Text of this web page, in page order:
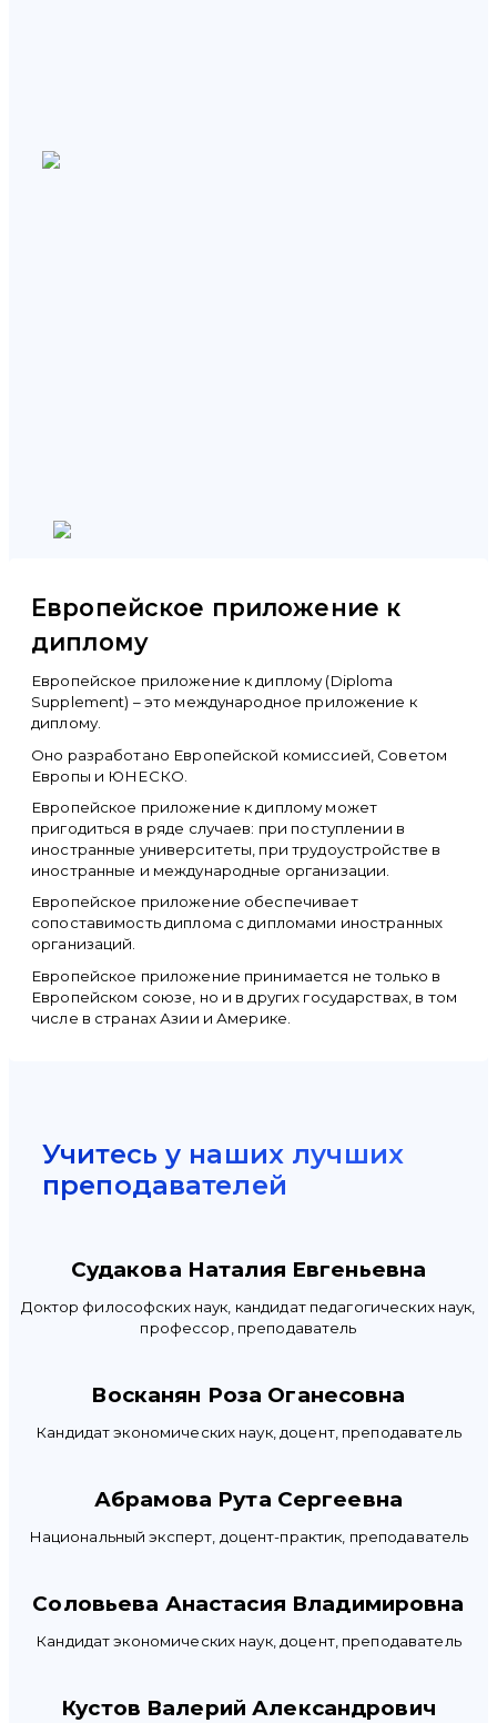
Европейское приложение к
диплому
Европейское приложение к диплому (Diploma
Supplement) – это международное приложение к
диплому.
Оно разработано Европейской комиссией, Советом
Европы и ЮНЕСКО.
Европейское приложение к диплому может
пригодиться в ряде случаев: при поступлении в
иностранные университеты, при трудоустройстве в
иностранные и международные организации.
Европейское приложение обеспечивает
сопоставимость диплома с дипломами иностранных
организаций.
Европейское приложение принимается не только в
Европейском союзе, но и в других государствах, в том
числе в странах Азии и Америке.
Учитесь у наших лучших
преподавателей
Судакова Наталия Евгеньевна
Доктор философских наук, кандидат педагогических наук,
профессор, преподаватель
Восканян Роза Оганесовна
Кандидат экономических наук, доцент, преподаватель
Абрамова Рута Сергеевна
Национальный эксперт, доцент-практик, преподаватель
Соловьева Анастасия Владимировна
Кандидат экономических наук, доцент, преподаватель
Кустов Валерий Александрович